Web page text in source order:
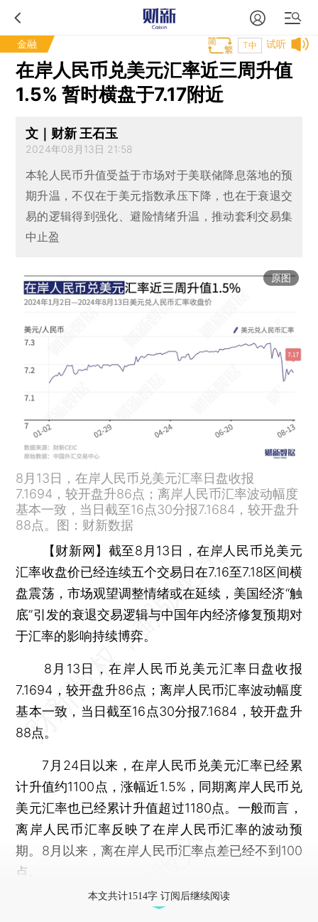
金融 试听
T中
在岸人民币兑美元汇率近三周升值
1.5% 暂时横盘于7.17附近
文｜财新 王石玉
2024年08月13日 21:58
本轮人民币升值受益于市场对于美联储降息落地的预
期升温，不仅在于美元指数承压下降，也在于衰退交
易的逻辑得到强化、避险情绪升温，推动套利交易集
中止盈
原图
8月13日，在岸人民币兑美元汇率日盘收报
7.1694，较开盘升86点；离岸人民币汇率波动幅度
基本一致，当日截至16点30分报7.1684，较开盘升
88点。图：财新数据
【财新网】 截至8月13日，在岸人民币兑美元
汇率收盘价已经连续五个交易日在7.16至7.18区间横
盘震荡，市场观望调整情绪或在延续，美国经济“触
底”引发的衰退交易逻辑与中国年内经济修复预期对
于汇率的影响持续博弈。
8月13日，在岸人民币兑美元汇率日盘收报
7.1694，较开盘升86点；离岸人民币汇率波动幅度
基本一致，当日截至16点30分报7.1684，较开盘升
88点。
7月24日以来，在岸人民币兑美元汇率已经累
计升值约1100点，涨幅近1.5%，同期离岸人民币兑
美元汇率也已经累计升值超过1180点。一般而言，
离岸人民币汇率反映了在岸人民币汇率的波动预
期。8月以来，离在岸人民币汇率点差已经不到100
点。
本文共计1514字 订阅后继续阅读